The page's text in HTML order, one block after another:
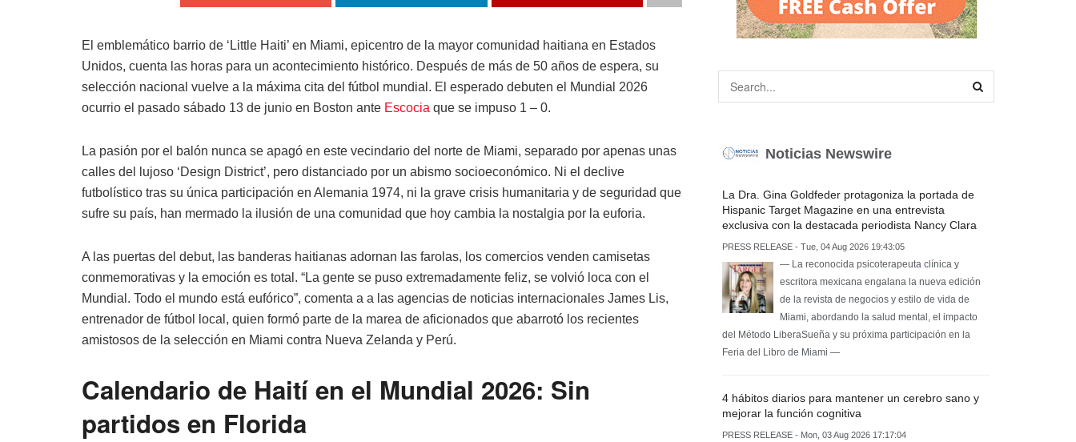
El emblemático barrio de ‘Little Haiti’ en Miami, epicentro de la mayor comunidad haitiana en Estados
Unidos, cuenta las horas para un acontecimiento histórico. Después de más de 50 años de espera, su
selección nacional vuelve a la máxima cita del fútbol mundial. El esperado debuten el Mundial 2026
ocurrio el pasado sábado 13 de junio en Boston ante Escocia que se impuso 1 – 0.
La pasión por el balón nunca se apagó en este vecindario del norte de Miami, separado por apenas unas
calles del lujoso ‘Design District’, pero distanciado por un abismo socioeconómico. Ni el declive
futbolístico tras su única participación en Alemania 1974, ni la grave crisis humanitaria y de seguridad que
sufre su país, han mermado la ilusión de una comunidad que hoy cambia la nostalgia por la euforia.
A las puertas del debut, las banderas haitianas adornan las farolas, los comercios venden camisetas
conmemorativas y la emoción es total. “La gente se puso extremadamente feliz, se volvió loca con el
Mundial. Todo el mundo está eufórico”, comenta a a las agencias de noticias internacionales James Lis,
entrenador de fútbol local, quien formó parte de la marea de aficionados que abarrotó los recientes
amistosos de la selección en Miami contra Nueva Zelanda y Perú.
Calendario de Haití en el Mundial 2026: Sin
partidos en Florida
Noticias Newswire
La Dra. Gina Goldfeder protagoniza la portada de
Hispanic Target Magazine en una entrevista
exclusiva con la destacada periodista Nancy Clara
PRESS RELEASE - Tue, 04 Aug 2026 19:43:05
— La reconocida psicoterapeuta clínica y
escritora mexicana engalana la nueva edición
de la revista de negocios y estilo de vida de
Miami, abordando la salud mental, el impacto
del Método LiberaSueña y su próxima participación en la
Feria del Libro de Miami —
4 hábitos diarios para mantener un cerebro sano y
mejorar la función cognitiva
PRESS RELEASE - Mon, 03 Aug 2026 17:17:04